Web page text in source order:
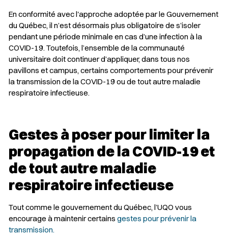
En conformité avec l'approche adoptée par le Gouvernement
du Québec, il n’est désormais plus obligatoire de s’isoler
pendant une période minimale en cas d’une infection à la
COVID-19. Toutefois, l’ensemble de la communauté
universitaire doit continuer d’appliquer, dans tous nos
pavillons et campus, certains comportements pour prévenir
la transmission de la COVID-19 ou de tout autre maladie
respiratoire infectieuse.
Gestes à poser pour limiter la
propagation de la COVID-19 et
de tout autre maladie
respiratoire infectieuse
Tout comme le gouvernement du Québec, l’UQO vous
encourage à maintenir certains gestes pour prévenir la
transmission.